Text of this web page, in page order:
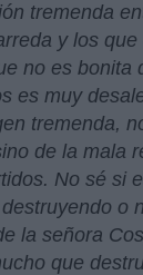
tremenda
y los
no es bonita
es muy
tremenda,
de la mala
No sé si
o
la señora
que